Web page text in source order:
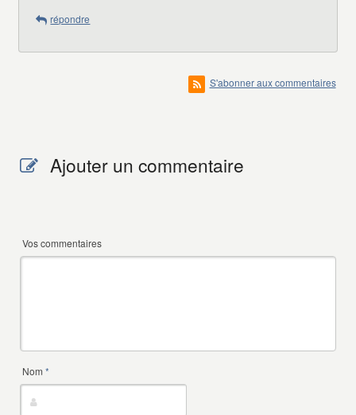
répondre
S'abonner aux commentaires
Ajouter un commentaire
Vos commentaires
Nom*